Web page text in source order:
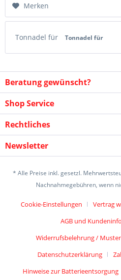
Merken
Tonnadel für Tonnadel für
Beratung gewünscht?
Shop Service
Rechtliches
Newsletter
* Alle Preise inkl. gesetzl.
Nachnahmegebühren, wenn
Cookie-Einstellungen Vertrag
AGB und
Widerrufsbelehrung /
Datenschutzerklärung
Hinweise zur Batterieentsorgung